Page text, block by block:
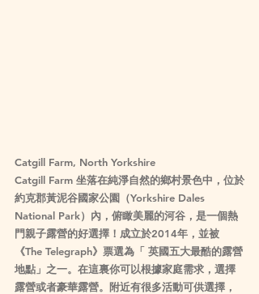
Catgill Farm, North Yorkshire
Catgill Farm 坐落在純淨自然的鄉村景色中，位於
約克郡黃泥谷國家公園（Yorkshire Dales
National Park）內，俯瞰美麗的河谷，是一個熱
門親子露營的好選擇！成立於2014年，並被
《The Telegraph》票選為「 英國五大最酷的露營
地點」之一。在這裏你可以根據家庭需求，選擇
露營或者豪華露營。附近有很多活動可供選擇，